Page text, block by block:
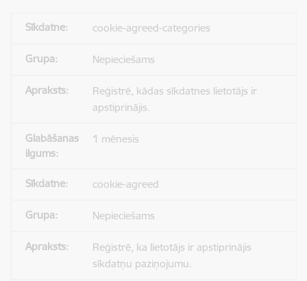
cookie-agreed-categories
Nepieciešams
Reģistrē, kādas sīkdatnes lietotājs ir
apstiprinājis.
1 mēnesis
cookie-agreed
Nepieciešams
Reģistrē, ka lietotājs ir apstiprinājis
sīkdatņu paziņojumu.